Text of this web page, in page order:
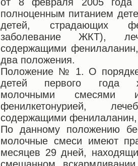
полноценным питанием
детей, страдающих
заболевание ЖКТ),
содержащими
два положения.
Положение № 1. О порядке
детей первого года
молочными смесями
фенилкетонурией,
содержащими фенилаланин,
По данному положению
молочные смеси имеют
месяцев 29 дней,